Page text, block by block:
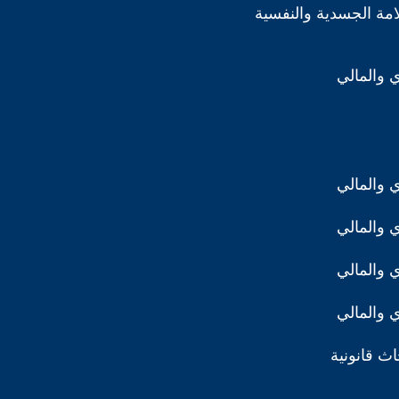
الجسدية والنفسية
والمالي
والمالي
والمالي
والمالي
والمالي
قانونية